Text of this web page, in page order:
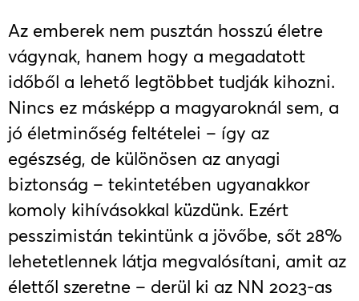
Az emberek nem pusztán hosszú életre
vágynak, hanem hogy a megadatott
időből a lehető legtöbbet tudják kihozni.
Nincs ez másképp a magyaroknál sem, a
jó életminőség feltételei – így az
egészség, de különösen az anyagi
biztonság – tekintetében ugyanakkor
komoly kihívásokkal küzdünk. Ezért
pesszimistán tekintünk a jövőbe, sőt 28%
lehetetlennek látja megvalósítani, amit az
élettől szeretne – derül ki az NN 2023-as